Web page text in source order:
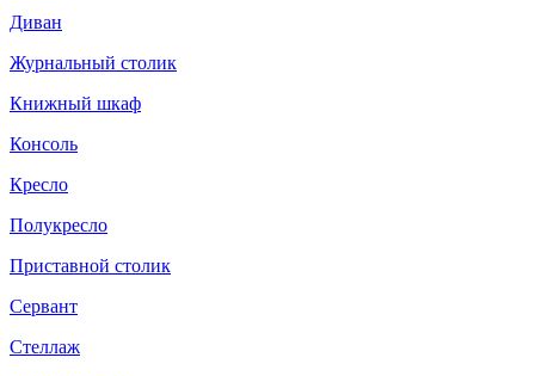
Диван
Журнальный столик
Книжный шкаф
Консоль
Кресло
Полукресло
Приставной столик
Сервант
Стеллаж